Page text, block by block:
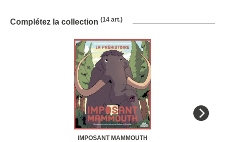
Complétez la collection (14 art.)
IMPOSANT MAMMOUTH